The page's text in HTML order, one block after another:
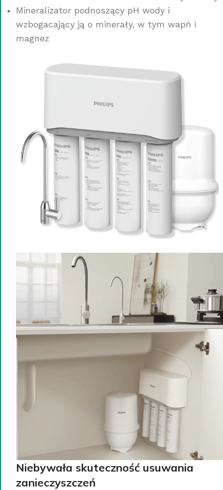
Mineralizator podnoszący pH wody i
wzbogacający ją o minerały, w tym wapń i
magnez
Niebywała skuteczność usuwania
zanieczyszczeń